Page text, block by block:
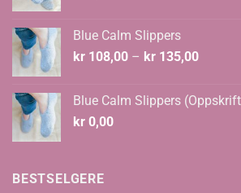
Blue Calm Slippers
kr 108,00 – kr 135,00
kr
Blue Calm Slippers
kr 0,00
BESTSELGERE